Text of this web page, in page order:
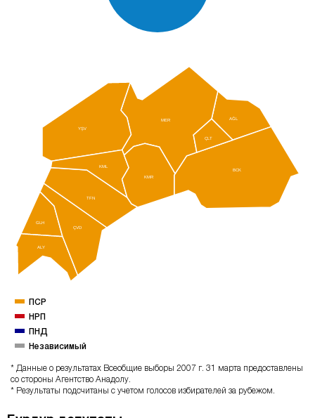
AĞL
BCK
MER
GLH
TFN
YŞV
KML
KMR
ALY
ÇVD
ÇLT
ПСР
НРП
ПНД
Независимый
* Данные о результатах Всеобщие выборы 2007 г. 31 марта предоставлены
со стороны Агентство Анадолу.
* Результаты подсчитаны с учетом голосов избирателей за рубежом.